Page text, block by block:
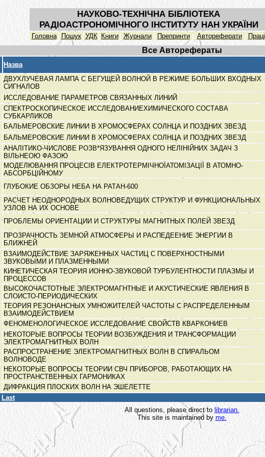
НАУКОВО-ТЕХНІЧНА БІБЛІОТЕКА
РАДІОАСТРОНОМІЧНОГО ІНСТИТУТУ НАН УКРАЇНИ
Головна Пошук УДК Книги Журнали Препринти Автореферати Праці
Все Авторефераты
Назва
ДВУХЛУЧЕВАЯ ЛАМПА С БЕГУЩЕЙ ВОЛНОЙ В РЕЖИМЕ БОЛЬШИХ ВХОДНЫХ
СИГНАЛОВ
ИССЛЕДОВАНИЕ ПАРАМЕТРОВ СВЯЗАННЫХ ЛИНИЙ
СПЕКТРОСКОПИЧЕСКОЕ ИССЛЕДОВАНИЕХИМИЧЕСКОГО СОСТАВА
СУБКАРЛИКОВ
БАЛЬМЕРОВСКИЕ ЛИНИИ В ХРОМОСФЕРАХ СОЛНЦА И ПОЗДНИХ ЗВЕЗД
БАЛЬМЕРОВСКИЕ ЛИНИИ В ХРОМОСФЕРАХ СОЛНЦА И ПОЗДНИХ ЗВЕЗД
АНАЛІТИКО-ЧИСЛОВЕ РОЗВ*ЯЗУВАННЯ ОДНОГО НЕЛІНІЙНИХ ЗАДАЧ З
ВІЛЬНЕОЮ ФАЗОЮ
МОДЕЛЮВАННЯ ПРОЦЕСІВ ЕЛЕКТРОТЕРМІЧНОЇАТОМІЗАЦІЇ В АТОМНО-
АБСОРБЦІЙНОМУ
ГЛУБОКИЕ ОБЗОРЫ НЕБА НА РАТАН-600
РАСЧЕТ НЕОДНОРОДНЫХ ВОЛНОВЕДУЩИХ СТРУКТУР И ФУНКЦИОНАЛЬНЫХ
УЗЛОВ НА ИХ ОСНОВЕ
ПРОБЛЕМЫ ОРИЕНТАЦИИ И СТРУКТУРЫ МАГНИТНЫХ ПОЛЕЙ ЗВЕЗД
ПРОЗРАЧНОСТЬ ЗЕМНОЙ АТМОСФЕРЫ И РАСПЕДЕЕНИЕ ЭНЕРГИИ В
БЛИЖНЕЙ
ВЗАИМОДЕЙСТВИЕ ЗАРЯЖЕННЫХ ЧАСТИЦ С ПОВЕРХНОСТНЫМИ
ЗВУКОВЫМИ И ПЛАЗМЕННЫМИ
КИНЕТИЧЕСКАЯ ТЕОРИЯ ИОННО-ЗВУКОВОЙ ТУРБУЛЕНТНОСТИ ПЛАЗМЫ И
ПРОЦЕССОВ
ВЫСОКОЧАСТОТНЫЕ ЭЛЕКТРОМАГНТНЫЕ И АКУСТИЧЕСКИЕ ЯВЛЕНИЯ В
СЛОИСТО-ПЕРИОДИЧЕСКИХ
ТЕОРИЯ РЕЗОНАНСНЫХ УМНОЖИТЕЛЕЙ ЧАСТОТЫ С РАСПРЕДЕЛЕННЫМ
ВЗАИМОДЕЙСТВИЕМ
ФЕНОМЕНОЛОГИЧЕСКОЕ ИССЛЕДОВАНИЕ СВОЙСТВ КВАРКОНИЕВ
НЕКОТОРЫЕ ВОПРОСЫ ТЕОРИИ ВОЗБУЖДЕНИЯ И ТРАНСФОРМАЦИИ
ЭЛЕКТРОМАГНИТНЫХ ВОЛН
РАСПРОСТРАНЕНИЕ ЭЛЕКТРОМАГНИТНЫХ ВОЛН В СПИРАЛЬОМ
ВОЛНОВОДЕ
НЕКОТОРЫЕ ВОПРОСЫ ТЕОРИИ СВЧ ПРИБОРОВ, РАБОТАЮЩИХ НА
ПРОСТРАНСТВЕННЫХ ГАРМОНИКАХ
ДИФРАКЦИЯ ПЛОСКИХ ВОЛН НА ЭШЕЛЕТТЕ
Last
All questions, please direct tolibrarian.
This site is maintained by me.